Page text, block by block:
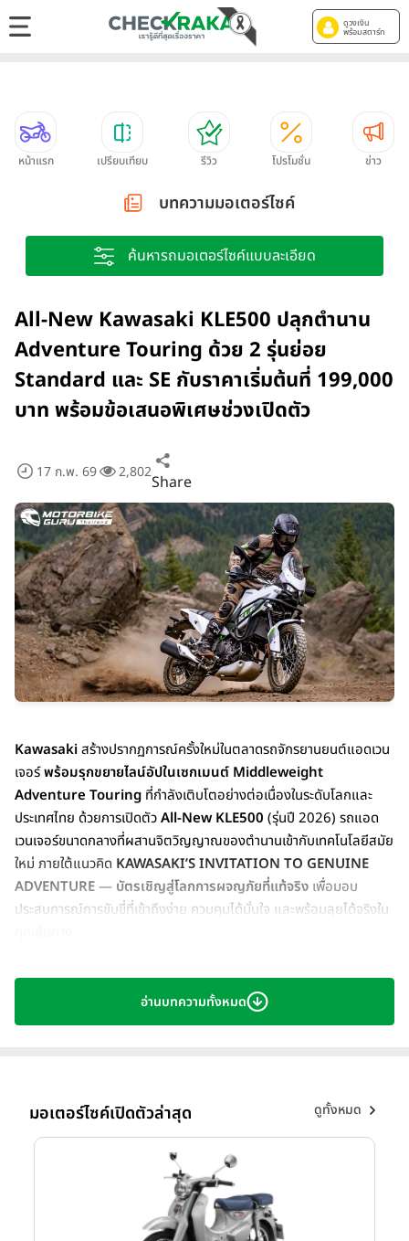
ดูวงเงิน
พร้อมสตาร์ท
หน้าแรก เปรียบเทียบ รีวิว โปรโมชั่น ข่าว
บทความมอเตอร์ไซค์
ค้นหารถมอเตอร์ไซค์แบบละเอียด
All-New Kawasaki KLE500 ปลุกตำนาน
Adventure Touring ด้วย 2 รุ่นย่อย
Standard และ SE กับราคาเริ่มต้นที่ 199,000
บาท พร้อมข้อเสนอพิเศษช่วงเปิดตัว
17 ก.พ. 69 2,802Share
Kawasakiสร้างปรากฏการณ์ครั้งใหม่ในตลาดรถจักรยานยนต์แอดเวน
เจอร์พร้อมรุกขยายไลน์อัปในเซกเมนต์ Middleweight
Adventure Touring ที่กำลังเติบโตอย่างต่อเนื่องในระดับโลกและ
ประเทศไทย ด้วยการเปิดตัวAll-New KLE500 (รุ่นปี 2026) รถแอด
เวนเจอร์ขนาดกลางที่ผสานจิตวิญญาณของตำนานเข้ากับเทคโนโลยีสมัย
ใหม่ ภายใต้แนวคิด KAWASAKI’S INVITATION TO GENUINE
ADVENTURE— บัตรเชิญสู่โลกการผจญภัยที่แท้จริง เพื่อมอบ
ประสบการณ์การขับขี่ที่เข้าถึงง่าย ควบคุมได้มั่นใจ และพร้อมลุยได้จริงใน
อ่านบทความทั้งหมด
มอเตอร์ไซค์เปิดตัวล่าสุด ดูทั้งหมด